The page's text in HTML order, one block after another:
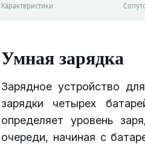
Характеристики
Умная зарядка
Зарядное устройство
зарядки четырех
определяет уровень
очереди, начиная с